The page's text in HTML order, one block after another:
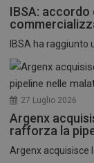
IBSA: accordo
IBSA ha raggiunto
27 Luglio 2026
Argenx
rafforza la
Argenx acquisisce